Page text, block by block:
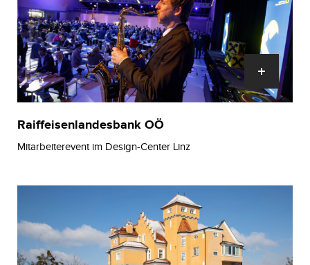
Raiffeisenlandesbank OÖ
Mitarbeiterevent im Design-Center Linz